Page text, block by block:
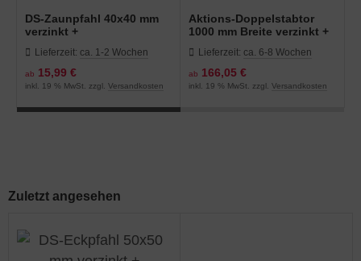
DS-Zaunpfahl 40x40 mm
verzinkt +
anthrazit
Lieferzeit: ca. 1-2 Wochen
ab 15,99 €
inkl. 19 % MwSt. zzgl. Versandkosten
Aktions-Doppelstabtor
1000 mm Breite verzinkt +
anthrazitgrau
Lieferzeit: ca. 6-8 Wochen
ab 166,05 €
inkl. 19 % MwSt. zzgl. Versandkosten
Zuletzt angesehen